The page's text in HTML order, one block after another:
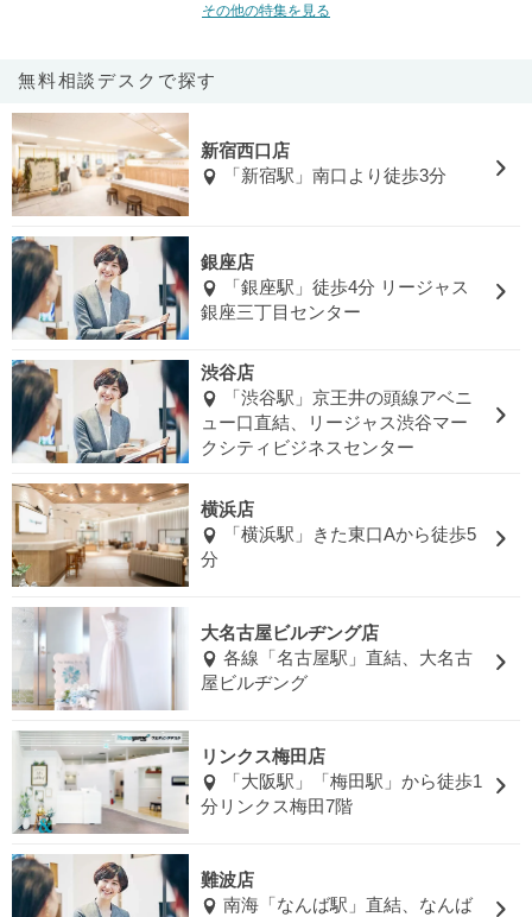
その他の特集を見る
無料相談デスクで探す
新宿西口店
「新宿駅」南口より徒歩3分
銀座店
「銀座駅」徒歩4分 リージャス
銀座三丁目センター
渋谷店
「渋谷駅」京王井の頭線アベニ
ュー口直結、リージャス渋谷マー
クシティビジネスセンター
横浜店
「横浜駅」きた東口Aから徒歩5
分
大名古屋ビルヂング店
各線「名古屋駅」直結、大名古
屋ビルヂング
リンクス梅田店
「大阪駅」「梅田駅」から徒歩1
分リンクス梅田7階
難波店
南海「なんば駅」直結、なんば